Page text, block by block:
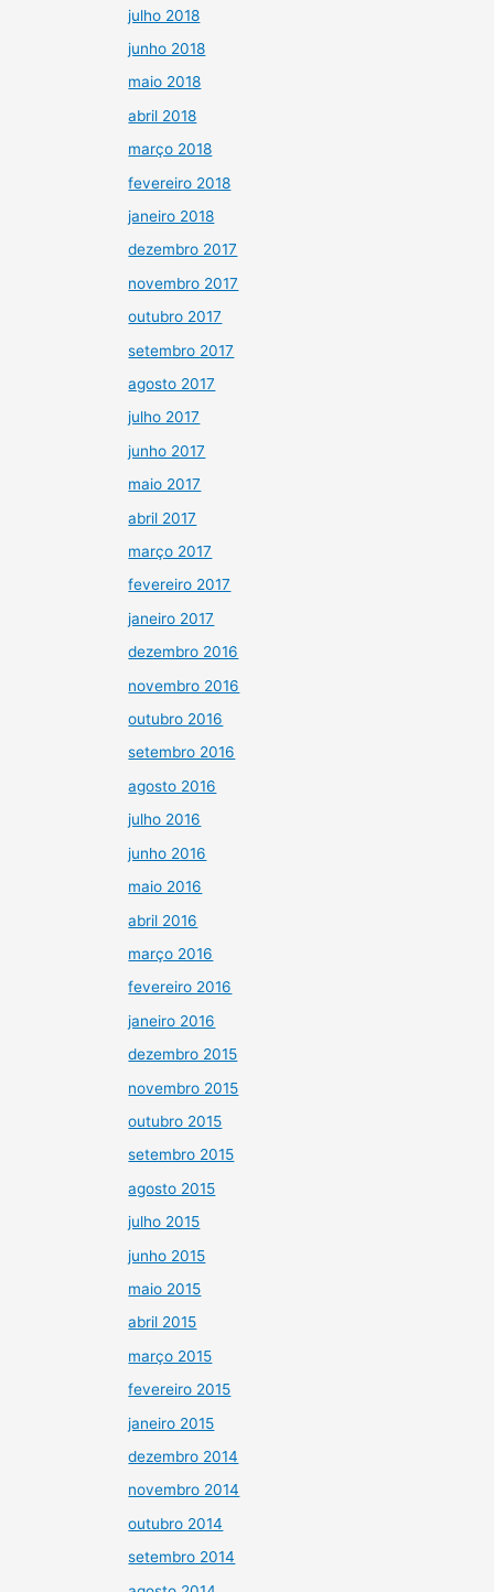
julho 2018
junho 2018
maio 2018
abril 2018
março 2018
fevereiro 2018
janeiro 2018
dezembro 2017
novembro 2017
outubro 2017
setembro 2017
agosto 2017
julho 2017
junho 2017
maio 2017
abril 2017
março 2017
fevereiro 2017
janeiro 2017
dezembro 2016
novembro 2016
outubro 2016
setembro 2016
agosto 2016
julho 2016
junho 2016
maio 2016
abril 2016
março 2016
fevereiro 2016
janeiro 2016
dezembro 2015
novembro 2015
outubro 2015
setembro 2015
agosto 2015
julho 2015
junho 2015
maio 2015
abril 2015
março 2015
fevereiro 2015
janeiro 2015
dezembro 2014
novembro 2014
outubro 2014
setembro 2014